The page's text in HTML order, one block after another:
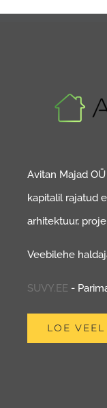
Avitan Majad
kapitalil rajatud
arhitektuur,
Veebilehe
SUVY.EE -
LOE VEEL